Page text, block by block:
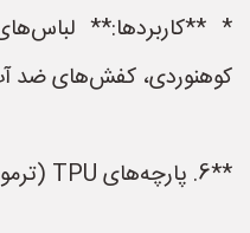
* **کاربردها:**
کوهنوردی، کفش‌های
**6. پارچه‌های TPU (ترموپلاستیک پلی‌یورتان):**